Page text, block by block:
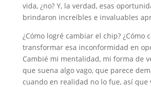
vida, ¿no? Y, la verdad, esas
brindaron increíbles e invaluables
¿Cómo logré cambiar el chip? ¿Cómo
transformar esa inconformidad en
Cambié mi mentalidad, mi forma de
que suena algo vago, que parece
cuando en realidad no lo fue, así que